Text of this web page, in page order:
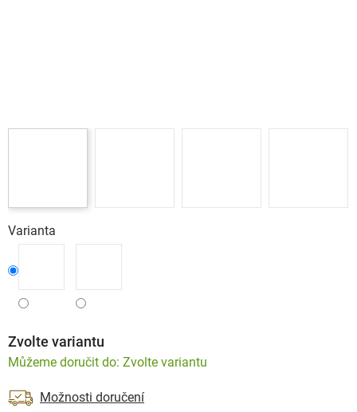
Varianta
Zvolte variantu
Zvolte variantu
Možnosti doručení